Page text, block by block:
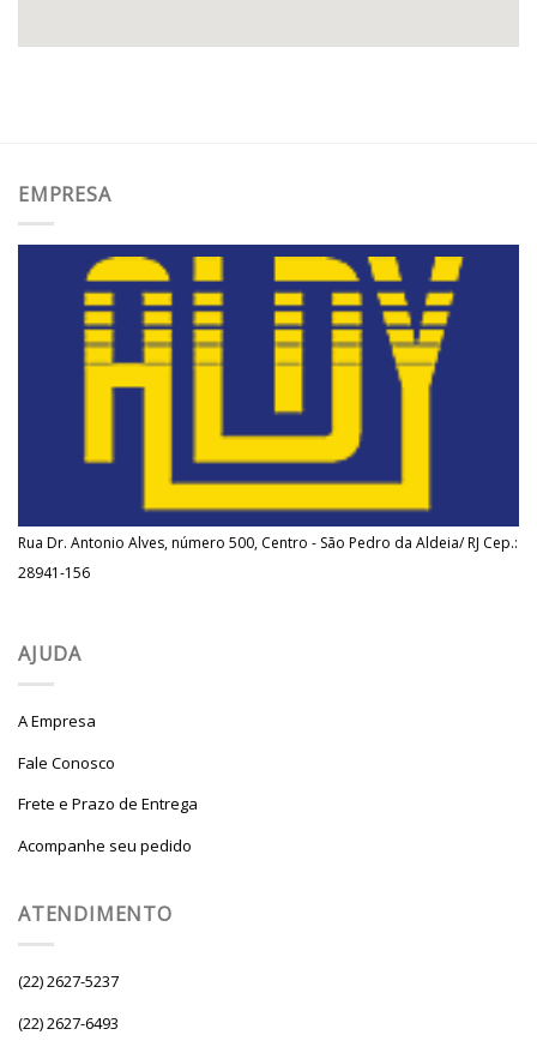
EMPRESA
Rua Dr. Antonio Alves, número 500, Centro - São Pedro da Aldeia/ RJ Cep.:
28941-156
AJUDA
A Empresa
Fale Conosco
Frete e Prazo de Entrega
Acompanhe seu pedido
ATENDIMENTO
(22) 2627-5237
(22) 2627-6493